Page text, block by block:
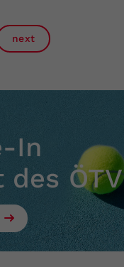
next
In
des ÖTV